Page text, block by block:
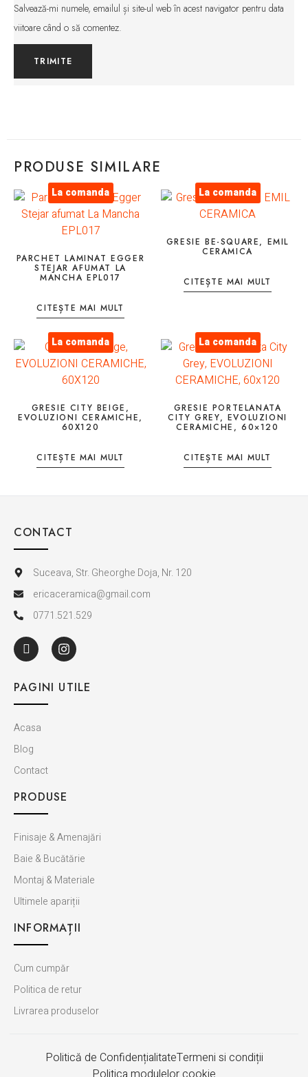
Salvează-mi numele, emailul și site-ul web în acest navigator pentru data
viitoare când o să comentez.
PRODUSE SIMILARE
La comanda
PARCHET LAMINAT EGGER
STEJAR AFUMAT LA
MANCHA EPL017
CITEȘTE MAI MULT
La comanda
GRESIE BE-SQUARE, EMIL
CERAMICA
CITEȘTE MAI MULT
La comanda
GRESIE CITY BEIGE,
EVOLUZIONI CERAMICHE,
60X120
CITEȘTE MAI MULT
La comanda
GRESIE PORTELANATA
CITY GREY, EVOLUZIONI
CERAMICHE, 60×120
CITEȘTE MAI MULT
CONTACT
Suceava, Str. Gheorghe Doja, Nr. 120
ericaceramica@gmail.com
0771.521.529
PAGINI UTILE
Acasa
Blog
Contact
PRODUSE
Finisaje & Amenajări
Baie & Bucătărie
Montaj & Materiale
Ultimele apariții
INFORMAȚII
Cum cumpăr
Politica de retur
Livrarea produselor
Politică de ConfidențialitateTermeni si condiții